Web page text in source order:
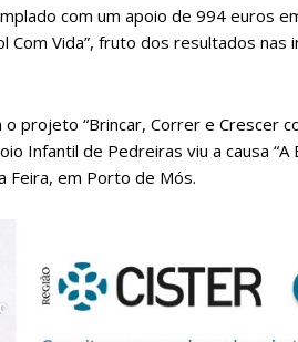
de
assinante do Região de Cister e
com um apoio de 994 euros
Vida”, fruto dos resultados nas
projeto “Brincar, Correr e Crescer
Infantil de Pedreiras viu a causa
Feira, em Porto de Mós.